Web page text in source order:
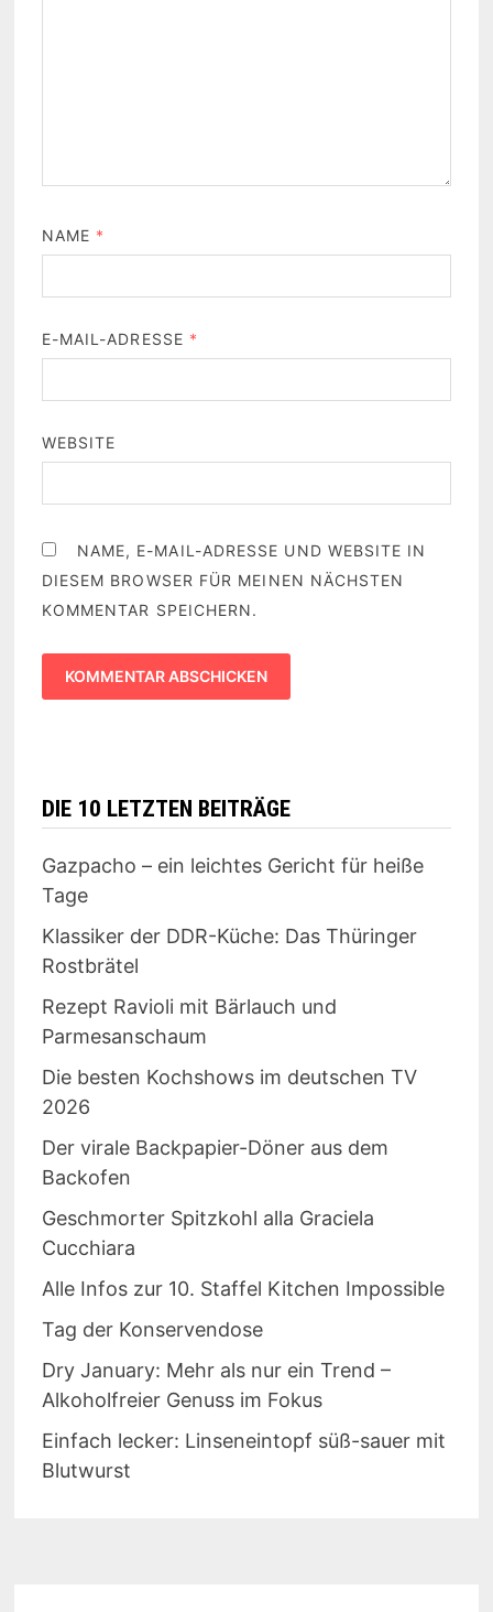
NAME *
E-MAIL-ADRESSE *
WEBSITE
NAME, E-MAIL-ADRESSE UND WEBSITE IN
DIESEM BROWSER FÜR MEINEN NÄCHSTEN
KOMMENTAR SPEICHERN.
DIE 10 LETZTEN BEITRÄGE
Gazpacho – ein leichtes Gericht für heiße
Tage
Klassiker der DDR-Küche: Das Thüringer
Rostbrätel
Rezept Ravioli mit Bärlauch und
Parmesanschaum
Die besten Kochshows im deutschen TV
2026
Der virale Backpapier-Döner aus dem
Backofen
Geschmorter Spitzkohl alla Graciela
Cucchiara
Alle Infos zur 10. Staffel Kitchen Impossible
Tag der Konservendose
Dry January: Mehr als nur ein Trend –
Alkoholfreier Genuss im Fokus
Einfach lecker: Linseneintopf süß-sauer mit
Blutwurst